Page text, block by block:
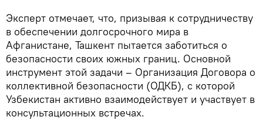
Эксперт отмечает, что, призывая к сотрудничеству
в обеспечении долгосрочного мира в
Афганистане, Ташкент пытается заботиться о
безопасности своих южных границ. Основной
инструмент этой задачи – Организация Договора о
коллективной безопасности (ОДКБ), с которой
Узбекистан активно взаимодействует и участвует в
консультационных встречах.